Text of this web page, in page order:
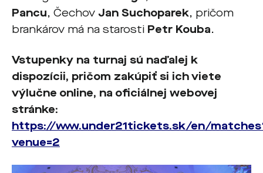
Pancu, Čechov Jan Suchoparek, pričom
brankárov má na starosti Petr Kouba.
Vstupenky na turnaj sú naďalej k
dispozícii, pričom zakúpiť si ich viete
výlučne online, na oficiálnej webovej
stránke:
https://www.under21tickets.sk/en/
venue=2